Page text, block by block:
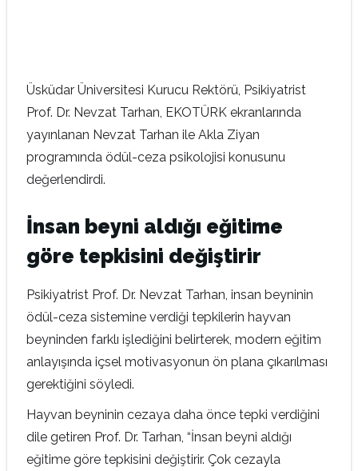
Üsküdar Üniversitesi Kurucu Rektörü, Psikiyatrist
Prof. Dr. Nevzat Tarhan, EKOTÜRK ekranlarında
yayınlanan Nevzat Tarhan ile Akla Ziyan
programında ödül-ceza psikolojisi konusunu
değerlendirdi.
İnsan beyni aldığı eğitime
göre tepkisini değiştirir
Psikiyatrist Prof. Dr. Nevzat Tarhan, insan beyninin
ödül-ceza sistemine verdiği tepkilerin hayvan
beyninden farklı işlediğini belirterek, modern eğitim
anlayışında içsel motivasyonun ön plana çıkarılması
gerektiğini söyledi.
Hayvan beyninin cezaya daha önce tepki verdiğini
dile getiren Prof. Dr. Tarhan, “İnsan beyni aldığı
eğitime göre tepkisini değiştirir. Çok cezayla